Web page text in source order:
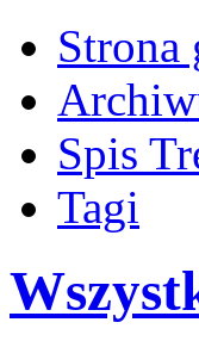
Strona
Spis
Tagi